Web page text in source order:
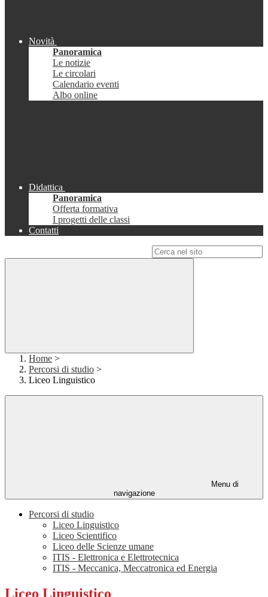
Novità
Panoramica
Le notizie
Le circolari
Calendario eventi
Albo online
Didattica
Panoramica
Offerta formativa
I progetti delle classi
Contatti
Home >
Percorsi di studio >
Liceo Linguistico
Menu di
navigazione
Percorsi di studio
Liceo Linguistico
Liceo Scientifico
Liceo delle Scienze umane
ITIS - Elettronica e Elettrotecnica
ITIS - Meccanica, Meccatronica ed Energia
Liceo Linguistico